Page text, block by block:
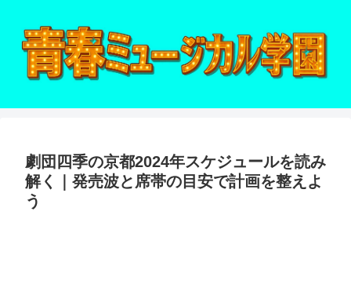
劇団四季の京都2024年スケジュールを読み
解く｜発売波と席帯の目安で計画を整えよ
う